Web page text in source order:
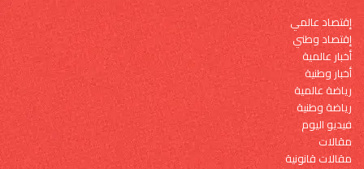
إقتصاد عالمي
إقتصاد وطني
أخبار عالمية
أخبار وطنية
رياضة عالمية
رياضة وطنية
فيديو اليوم
مقالات
مقالات قانونية